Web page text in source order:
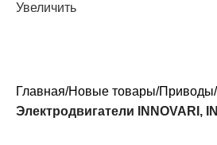
Увеличить
Главная Новые товары Приводы
Электродвигатели INNOVARI,